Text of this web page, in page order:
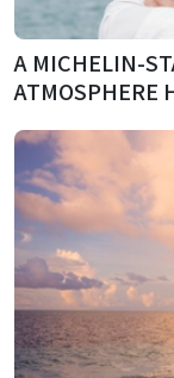
A MICHELIN-
ATMOSPHERE